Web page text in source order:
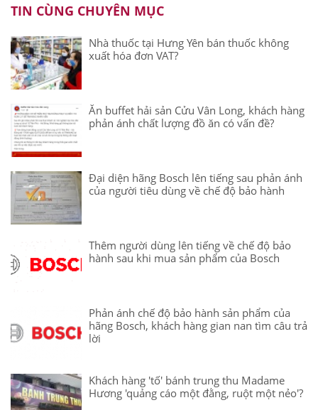
TIN CÙNG CHUYÊN MỤC
Nhà thuốc tại Hưng Yên bán thuốc không
xuất hóa đơn VAT?
Ăn buffet hải sản Cửu Vân Long, khách hàng
phản ánh chất lượng đồ ăn có vấn đề?
Đại diện hãng Bosch lên tiếng sau phản ánh
của người tiêu dùng về chế độ bảo hành
Thêm người dùng lên tiếng về chế độ bảo
hành sau khi mua sản phẩm của Bosch
Phản ánh chế độ bảo hành sản phẩm của
hãng Bosch, khách hàng gian nan tìm câu trả
lời
Khách hàng 'tố' bánh trung thu Madame
Hương 'quảng cáo một đằng, ruột một nẻo'?